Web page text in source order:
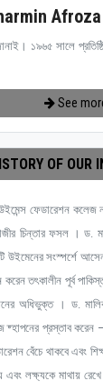
১৯৬৫ সালে
See
OF OUR
উইমেন্স ফেডারেশন
চিন্তার ফসল । ড.
উইমেনের সংস্পর্শে
করেন তৎকালীন পূর্ব
অধিভুক্ত । ড.
প্রস্তাব করেন
বেঁচে থাকবে এবং
লক্ষ্যকে মাথায় রেখে